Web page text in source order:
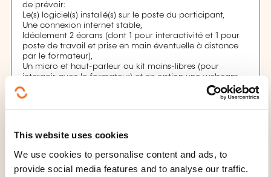
This website uses cookies
We use cookies to personalise content and ads, to
provide social media features and to analyse our traffic.
de prévoir:
Le(s) logiciel(s) installé(s) sur le poste du participant,
Une connexion internet stable,
Idéalement 2 écrans (dont 1 pour interactivité et 1 pour
poste de travail et prise en main éventuelle à distance
par le formateur),
Un micro et haut-parleur ou kit mains-libres (pour
interagir avec le formateur) et en option une webcam
Le participant devra être dégagé de ses contraintes
professionnelles et/ou personnelles durant la formation.
31.08.2026